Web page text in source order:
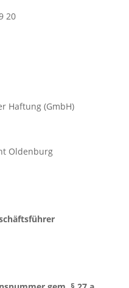
20
Haftung (GmbH)
Oldenburg